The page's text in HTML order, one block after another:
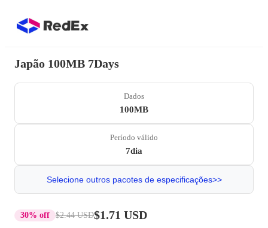
Japão 100MB 7Days
Dados
100MB
Período válido
7dia
Selecione outros pacotes de especificações>>
30% off $2.44 USD$1.71 USD